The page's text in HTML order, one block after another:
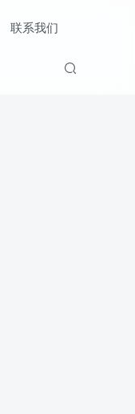
联系我们